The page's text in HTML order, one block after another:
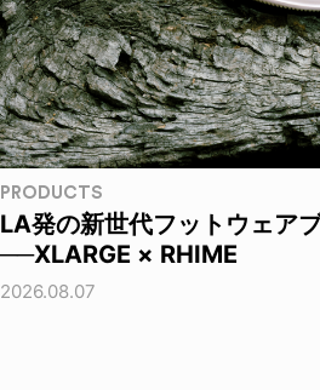
PRODUCTS
LA発の新世代フットウェア
──XLARGE × RHIME
2026.08.07